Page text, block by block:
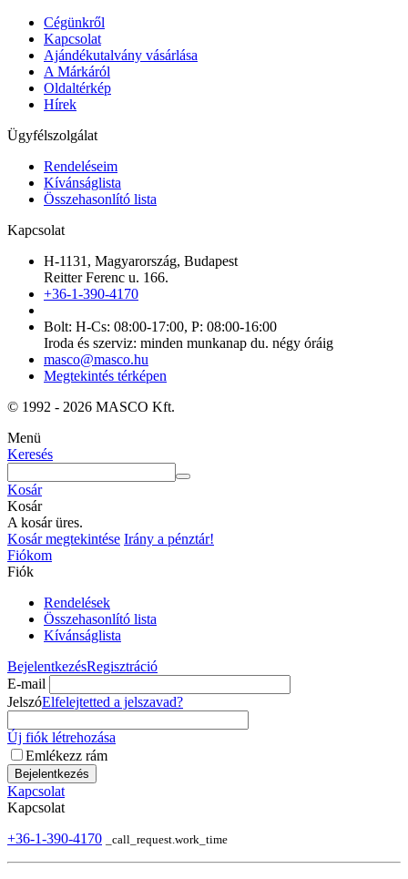
Cégünkről
Kapcsolat
Ajándékutalvány vásárlása
A Márkáról
Oldaltérkép
Hírek
Ügyfélszolgálat
Rendeléseim
Kívánságlista
Összehasonlító lista
Kapcsolat
H-1131, Magyarország, Budapest
Reitter Ferenc u. 166.
+36-1-390-4170
Bolt: H-Cs: 08:00-17:00, P: 08:00-16:00
Iroda és szerviz: minden munkanap du. négy óráig
masco@masco.hu
Megtekintés térképen
© 1992 - 2026 MASCO Kft.
Menü
Keresés
Kosár
Kosár
A kosár üres.
Kosár megtekintése Irány a pénztár!
Fiókom
Fiók
Rendelések
Összehasonlító lista
Kívánságlista
BejelentkezésRegisztráció
E-mail
JelszóElfelejtetted a jelszavad?
Új fiók létrehozása
Emlékezz rám
Bejelentkezés
Kapcsolat
Kapcsolat
+36-1-390-4170
_call_request.work_time